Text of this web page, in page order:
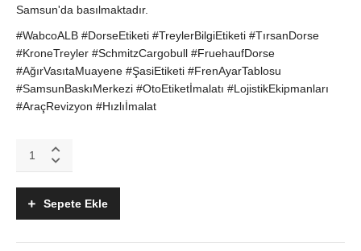
Samsun'da basılmaktadır.
#WabcoALB #DorseEtiketi #TreylerBilgiEtiketi #TırsanDorse
#KroneTreyler #SchmitzCargobull #FruehaufDorse
#AğırVasıtaMuayene #ŞasiEtiketi #FrenAyarTablosu
#SamsunBaskıMerkezi #OtoEtiketİmalatı #LojistikEkipmanları
#AraçRevizyon #Hızlıİmalat
ALB
Etiketi
Tırsan
Sepete Ekle